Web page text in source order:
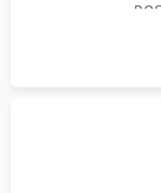
сигналов
локализации